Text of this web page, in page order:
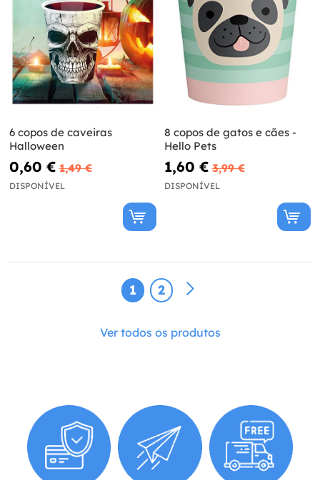
6 copos de caveiras
Halloween
0,60 € 1,49 €
DISPONÍVEL
8 copos de gatos e cães -
Hello Pets
1,60 € 3,99 €
DISPONÍVEL
1 2
Ver todos os produtos